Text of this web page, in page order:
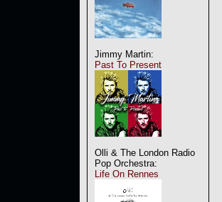
Jimmy Martin:
Past To Present
Olli & The London Radio
Pop Orchestra:
Life On Rennes